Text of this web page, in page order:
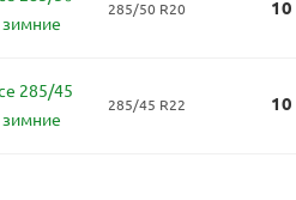
285/50 R20
285/45
285/45 R22